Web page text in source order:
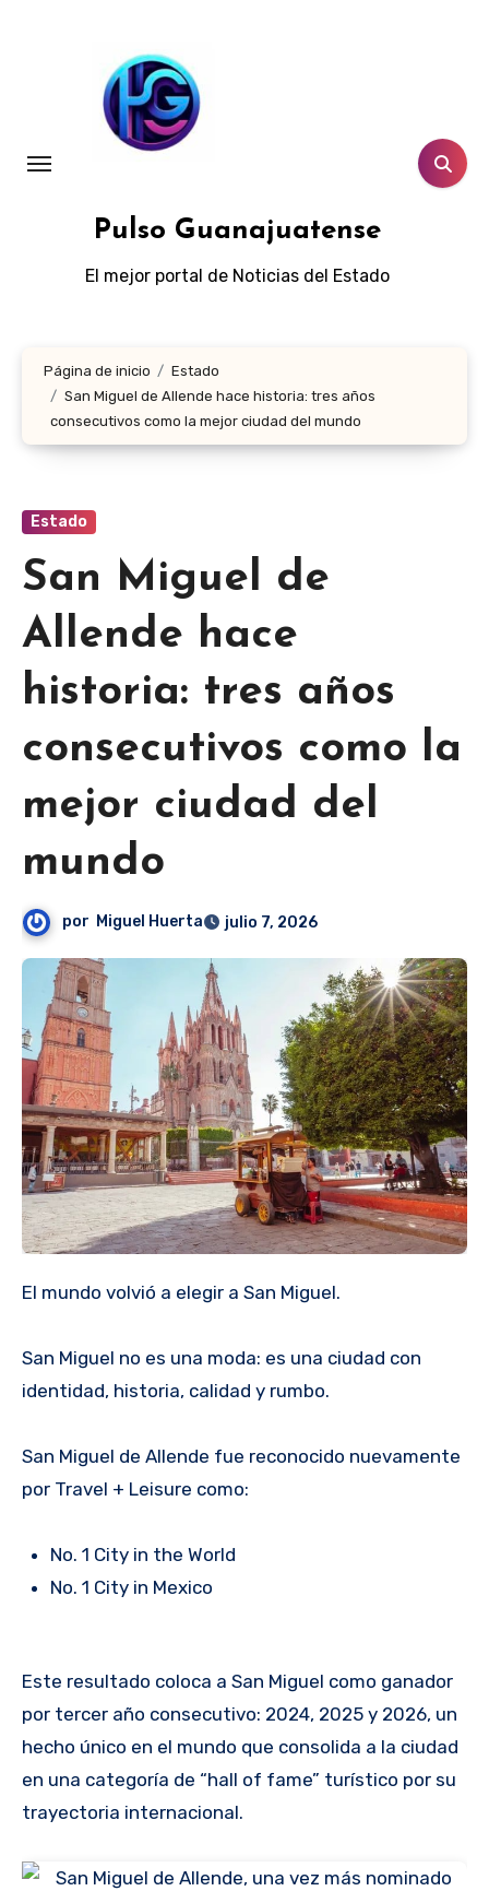
Pulso Guanajuatense
El mejor portal de Noticias del Estado
Página de inicio
Estado
San Miguel de Allende hace historia: tres años
consecutivos como la mejor ciudad del mundo
Estado
San Miguel de
Allende hace
historia: tres años
consecutivos como la
mejor ciudad del
mundo
por Miguel Huerta julio 7, 2026
El mundo volvió a elegir a San Miguel.
San Miguel no es una moda: es una ciudad con
identidad, historia, calidad y rumbo.
San Miguel de Allende fue reconocido nuevamente
por Travel + Leisure como:
No. 1 City in the World
No. 1 City in Mexico
Este resultado coloca a San Miguel como ganador
por tercer año consecutivo: 2024, 2025 y 2026, un
hecho único en el mundo que consolida a la ciudad
en una categoría de “hall of fame” turístico por su
trayectoria internacional.